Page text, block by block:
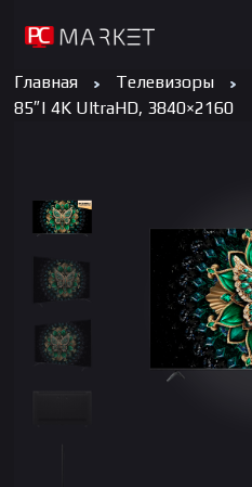
Главная Телевизоры
85″| 4K UltraHD, 3840×2160